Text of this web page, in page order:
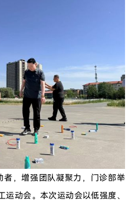
，增强团队凝聚力，门诊部举
动会。本次运动会以低强度、